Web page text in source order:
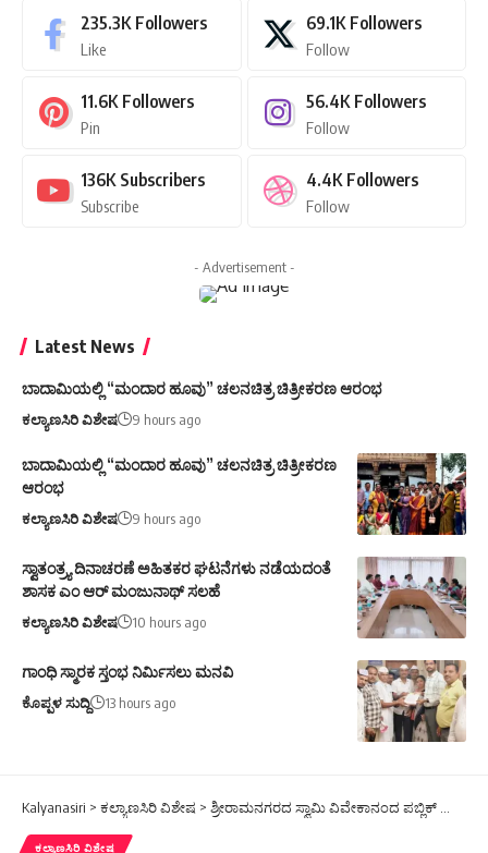
235.3K Followers
Like
69.1K Followers
Follow
11.6K Followers
Pin
56.4K Followers
Follow
136K Subscribers
Subscribe
4.4K Followers
Follow
Latest News
ಬಾದಾಮಿಯಲ್ಲಿ “ಮಂದಾರ ಹೂವು” ಚಲನಚಿತ್ರ ಚಿತ್ರೀಕರಣ ಆರಂಭ
ಕಲ್ಯಾಣಸಿರಿ ವಿಶೇಷ
ಬಾದಾಮಿಯಲ್ಲಿ “ಮಂದಾರ ಹೂವು” ಚಲನಚಿತ್ರ ಚಿತ್ರೀಕರಣ
ಆರಂಭ
ಕಲ್ಯಾಣಸಿರಿ ವಿಶೇಷ
ಸ್ವಾತಂತ್ರ್ಯ ದಿನಾಚರಣೆ ಅಹಿತಕರ ಘಟನೆಗಳು ನಡೆಯದಂತೆ
ಶಾಸಕ ಎಂ ಆರ್ ಮಂಜುನಾಥ್ ಸಲಹೆ
ಕಲ್ಯಾಣಸಿರಿ ವಿಶೇಷ
ಗಾಂಧಿ ಸ್ಮಾರಕ ಸ್ತಂಭ ನಿರ್ಮಿಸಲು ಮನವಿ
ಕೊಪ್ಪಳ ಸುದ್ದಿ
ಕಲ್ಯಾಣಸಿರಿ ವಿಶೇಷ ಶ್ರೀರಾಮನಗರದ ಸ್ವಾಮಿ ವಿವೇಕಾನಂದ ಪಬ್ಲಿಕ್ ಸ್ಕೂಲ್ ನ 31 ನೇ ವಾರ್ಷಿಕೋತ್ಸ
ಕಲ್ಯಾಣಸಿರಿ ವಿಶೇಷ